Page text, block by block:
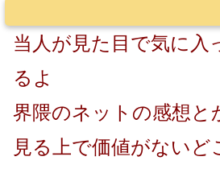
当人が見た目で気に入
るよ
界隈のネットの感想と
見る上で価値がないど